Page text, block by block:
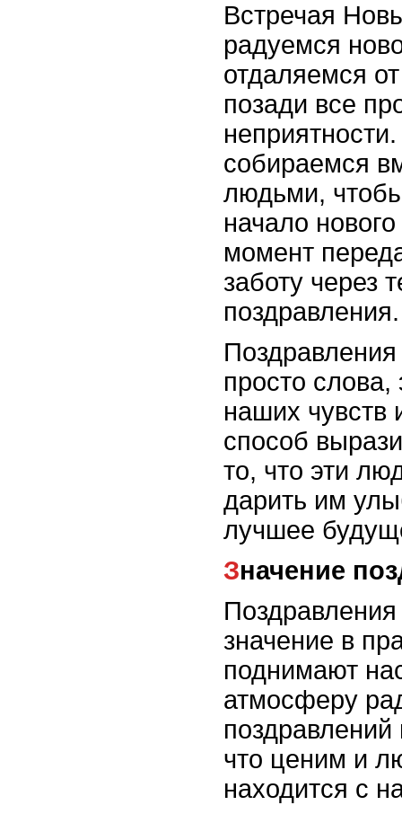
Встречая
радуемся
отдаляемся
позади все
собираемся
людьми,
начало
момент
заботу через
поздравления.
просто слова,
наших чувств
способ
то, что эти
дарить им
лучшее
Значение
значение в
поднимают
атмосферу
что ценим и
находится с